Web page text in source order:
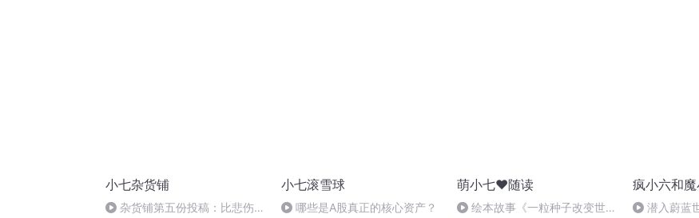
小七杂货铺
杂货铺第五份投稿：比悲伤更
小七滚雪球
哪些是A股真正的核心资产？
萌小七❤随读
绘本故事《一粒种子改变世界
疯小六和
潜入蔚蓝